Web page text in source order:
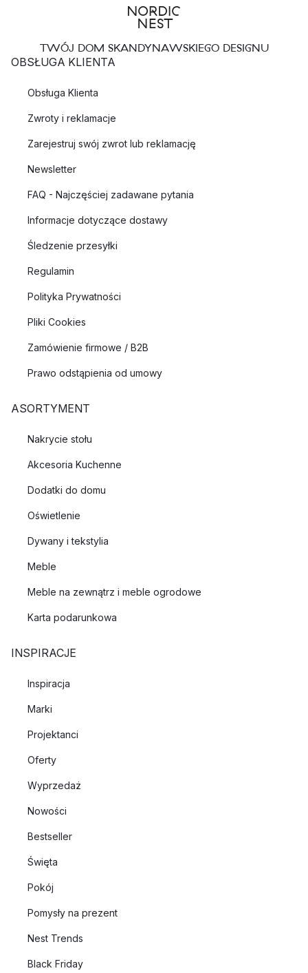
TWÓJ DOM SKANDYNAWSKIEGO DESIGNU
OBSŁUGA KLIENTA
Obsługa Klienta
Zwroty i reklamacje
Zarejestruj swój zwrot lub reklamację
Newsletter
FAQ - Najczęściej zadawane pytania
Informacje dotyczące dostawy
Śledzenie przesyłki
Regulamin
Polityka Prywatności
Pliki Cookies
Zamówienie firmowe / B2B
Prawo odstąpienia od umowy
ASORTYMENT
Nakrycie stołu
Akcesoria Kuchenne
Dodatki do domu
Oświetlenie
Dywany i tekstylia
Meble
Meble na zewnątrz i meble ogrodowe
Karta podarunkowa
INSPIRACJE
Inspiracja
Marki
Projektanci
Oferty
Wyprzedaż
Nowości
Bestseller
Święta
Pokój
Pomysły na prezent
Nest Trends
Black Friday